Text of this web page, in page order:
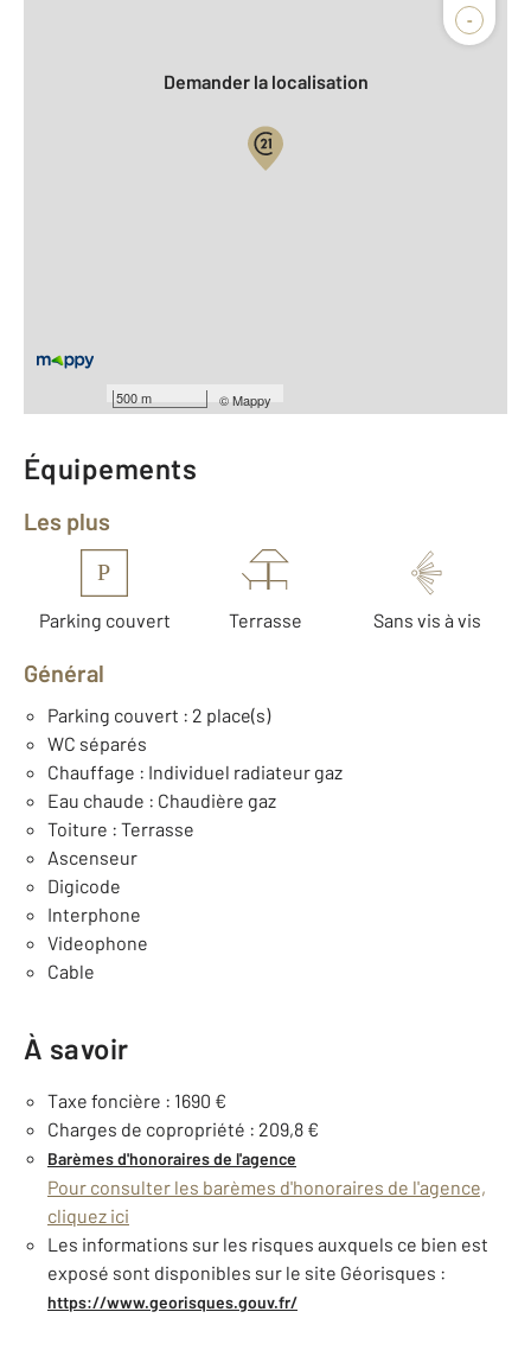
-
500 m ©Mappy
Biens vendus
Demander la localisation
Type de construction : Récente
Année construction : 2023
Équipements
Les plus
P
Parking couvert Terrasse Sans vis à vis
Général
Parking couvert : 2 place(s)
WC séparés
Chauffage : Individuel radiateur gaz
Eau chaude : Chaudière gaz
Toiture : Terrasse
Ascenseur
Digicode
Interphone
Videophone
Cable
À savoir
Taxe foncière : 1690 €
Charges de copropriété : 209,8 €
Barèmes d'honoraires de l'agence
Pour consulter les barèmes d'honoraires de l'agence,
cliquez ici
Les informations sur les risques auxquels ce bien est
exposé sont disponibles sur le site Géorisques :
https://www.georisques.gouv.fr/